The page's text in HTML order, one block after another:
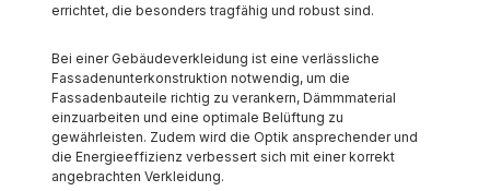
errichtet, die besonders tragfähig und robust sind.
Bei einer Gebäudeverkleidung ist eine verlässliche
Fassadenunterkonstruktion notwendig, um die
Fassadenbauteile richtig zu verankern, Dämmmaterial
einzuarbeiten und eine optimale Belüftung zu
gewährleisten. Zudem wird die Optik ansprechender und
die Energieeffizienz verbessert sich mit einer korrekt
angebrachten Verkleidung.